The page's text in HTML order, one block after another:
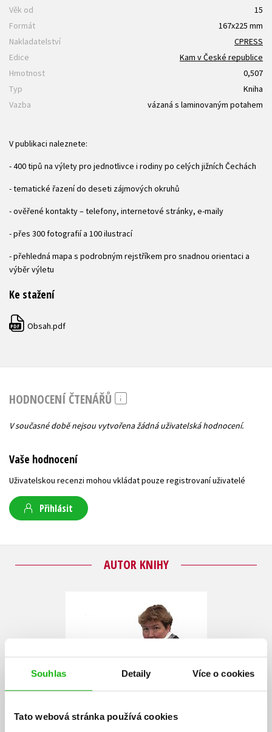
Souhlas Detaily Více o cookies
Tato webová stránka používá cookies
Věk od
15
Formát
167x225 mm
Nakladatelství
CPRESS
Edice
Kam v České republice
Hmotnost
0,507
Typ
Kniha
Vazba
vázaná s laminovaným potahem
V publikaci naleznete:
- 400 tipů na výlety pro jednotlivce i rodiny po celých jižních Čechách
- tematické řazení do deseti zájmových okruhů
- ověřené kontakty – telefony, internetové stránky, e-maily
- přes 300 fotografií a 100 ilustrací
- přehledná mapa s podrobným rejstříkem pro snadnou orientaci a
výběr výletu
Ke stažení
PDF Obsah.pdf
HODNOCENÍ ČTENÁŘŮ
V současné době nejsou vytvořena žádná uživatelská hodnocení.
Vaše hodnocení
Uživatelskou recenzi mohou vkládat pouze registrovaní uživatelé
Přihlásit
AUTOR KNIHY